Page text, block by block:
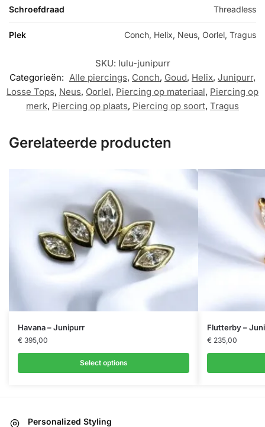
Schroefdraad Threadless
Plek Conch, Helix, Neus, Oorlel, Tragus
SKU: lulu-junipurr
Categorieën: Alle piercings, Conch, Goud, Helix, Junipurr,
Losse Tops, Neus, Oorlel, Piercing op materiaal, Piercing op
merk, Piercing op plaats, Piercing op soort, Tragus
Gerelateerde producten
Havana – Junipurr
€ 395,00
Select options
Flutterby –
€ 235,00
Personalized Styling